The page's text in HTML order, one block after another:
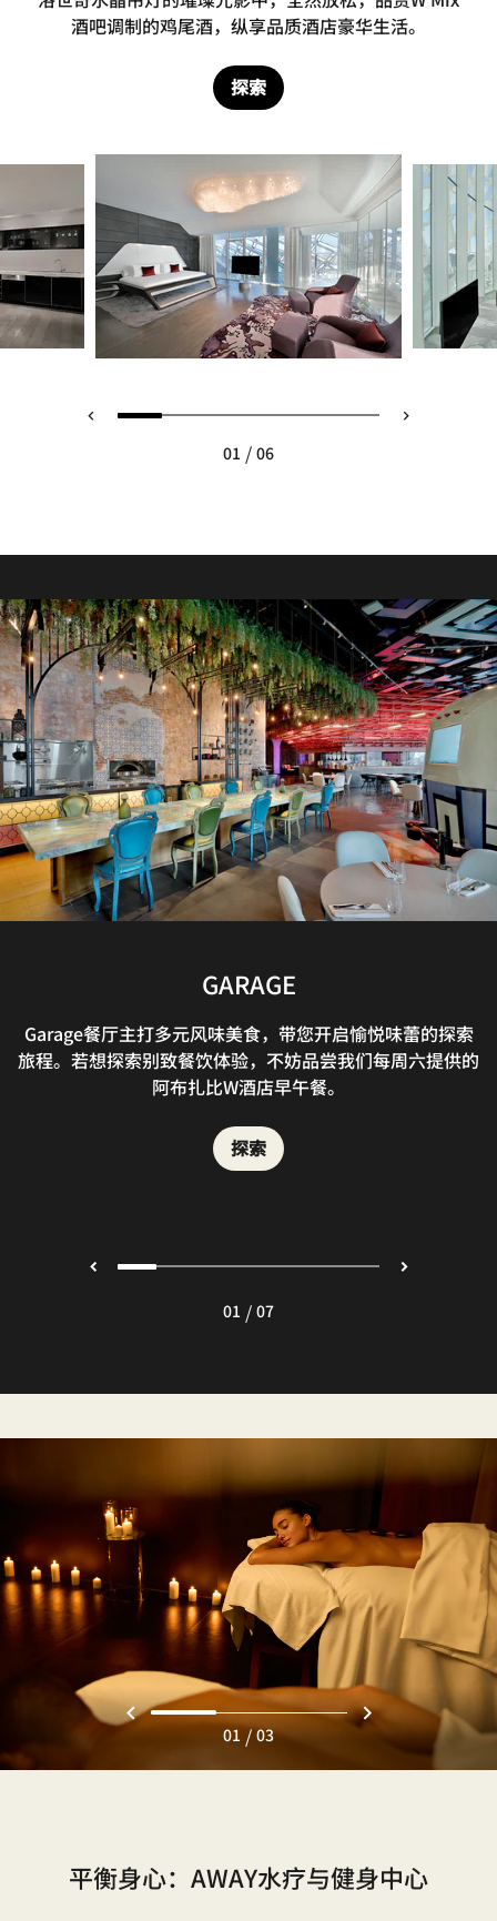
酒吧调制的鸡尾酒，纵享品质酒店豪华生活。
探索
01 / 06
GARAGE
Garage餐厅主打多元风味美食，带您开启愉悦味蕾的探索
旅程。若想探索别致餐饮体验，不妨品尝我们每周六提供的
阿布扎比W酒店早午餐。
探索
W酒廊
在W酒廊交朋会友，欣赏码头和赛车道的缤纷美景。聆听驻
场DJ播放的热门音乐，品尝酒店酒吧为您精心调制的饮
品。这处活力四射的国际酒廊仅接待成人。
探索
BROOKLYN CHOP HOUSE
阿布扎比Brooklyn Chop House将纽约充满活力的餐饮文
化带到阿联酋的中心地带，巧妙融合牛排馆的经典风格与浓
郁的亚洲风味，为您开启一场别开生面、惊喜连连的美食之
探索
PAPPAS TAVERNA - 暂时关闭
Pappas Taverna在温馨宜人的海滨氛围中巧妙重塑传统风
味，带您开启一场地中海风味舌尖之旅。
探索
ROASTERY
Roastery备受咖啡爱好者青睐。我们精心制作各式特调咖
啡，契合您每时每刻的不同情绪。每一款悉心烘焙创制的手
工咖啡，都是迎合心绪的美妙配搭。
探索
WET泳池露台
在屋顶WET泳池露台边放松休憩，享受亚斯岛的灿烂阳
光。品尝清爽鸡尾酒，感受驻场 DJ 的节奏韵律，与动人氛
围融为一体。（成人专享）
探索
阳光露台 - 暂时关闭
屋顶的阳光露台景色优美，是享用美味小食和清爽饮品、与
家人惬意放松的理想去处。
探索
01 / 07
平衡身心：AWAY水疗与健身中心
01 / 03